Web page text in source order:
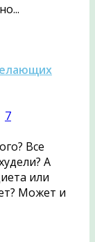
7
Все
А
или
Может и